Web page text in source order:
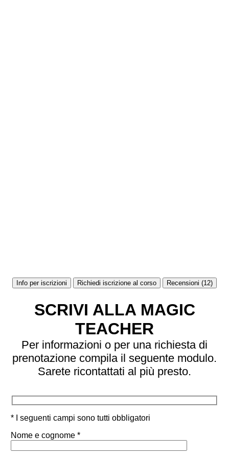
Info per iscrizioni Richiedi iscrizione al corso Recensioni (12)
SCRIVI ALLA MAGIC
TEACHER
Per informazioni o per una richiesta di
prenotazione compila il seguente modulo.
Sarete ricontattati al più presto.
* I seguenti campi sono tutti obbligatori
Nome e cognome *